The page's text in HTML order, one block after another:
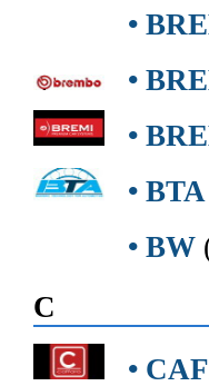
•
•
•
• BTA
• BW
C
•